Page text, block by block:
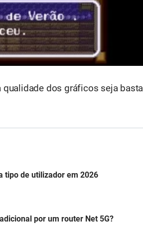
qualidade dos gráficos seja
tipo de utilizador em 2026
por um router Net 5G?